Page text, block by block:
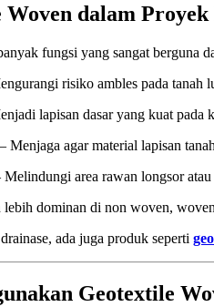
Woven dalam
fungsi yang sangat berguna
risiko ambles pada tanah
lapisan dasar yang kuat pada
– Menjaga agar material lapisan
Melindungi area rawan longsor
dominan di non woven,
ada juga produk seperti
Geotextile